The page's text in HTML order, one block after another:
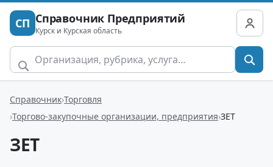
СП Справочник Предприятий
Курск и Курская область
Справочник Торговля
Торгово-закупочные организации, предприятия ЗЕТ
ЗЕТ